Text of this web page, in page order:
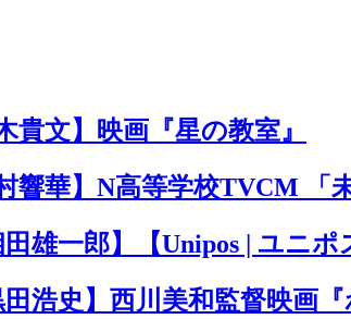
貴文】映画『星の教室』
村響華】N高等学校TVCM 「
田雄一郎】【Unipos | ユニ
田浩史】西川美和監督映画